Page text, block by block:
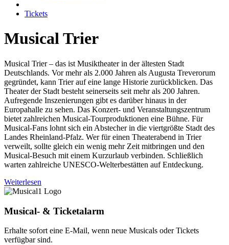
Tickets
Musical Trier
Musical Trier – das ist Musiktheater in der ältesten Stadt
Deutschlands. Vor mehr als 2.000 Jahren als Augusta Treverorum
gegründet, kann Trier auf eine lange Historie zurückblicken. Das
Theater der Stadt besteht seinerseits seit mehr als 200 Jahren.
Aufregende Inszenierungen gibt es darüber hinaus in der
Europahalle zu sehen. Das Konzert- und Veranstaltungszentrum
bietet zahlreichen Musical-Tourproduktionen eine Bühne. Für
Musical-Fans lohnt sich ein Abstecher in die viertgrößte Stadt des
Landes Rheinland-Pfalz. Wer für einen Theaterabend in Trier
verweilt, sollte gleich ein wenig mehr Zeit mitbringen und den
Musical-Besuch mit einem Kurzurlaub verbinden. Schließlich
warten zahlreiche UNESCO-Welterbestätten auf Entdeckung.
Weiterlesen
Musical- & Ticketalarm
Erhalte sofort eine E-Mail, wenn neue Musicals oder Tickets
verfügbar sind.